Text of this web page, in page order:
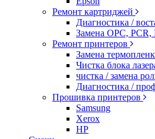
Ремонт картриджей
Диагностика /
Замена OPC,
Ремонт принтеров
Замена
Чистка блока
чистка / замена
Диагностика /
Прошивка принтеров
Samsung
Xerox
HP